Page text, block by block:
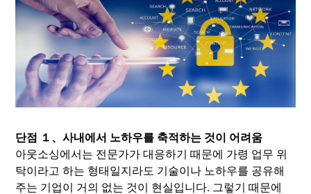
단점 １、사내에서 노하우를 축적하는 것이 어려움
아웃소싱에서는 전문가가 대응하기 때문에 가령 업무 위
탁이라고 하는 형태일지라도 기술이나 노하우를 공유해
주는 기업이 거의 없는 것이 현실입니다. 그렇기 때문에